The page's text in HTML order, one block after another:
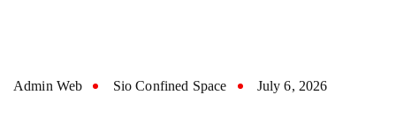
Admin Web Sio Confined Space July 6, 2026